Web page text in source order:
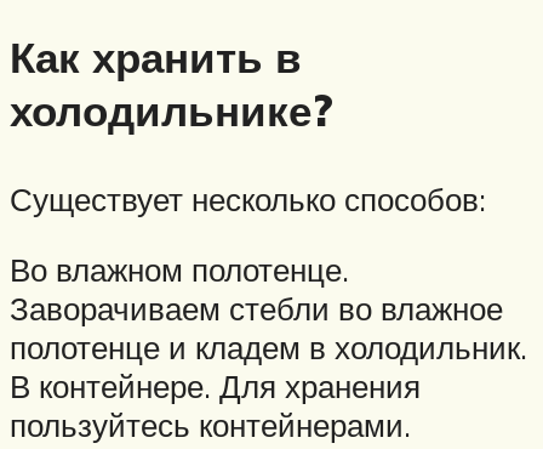
Как хранить в
холодильнике?
Существует несколько способов:
Во влажном полотенце.
Заворачиваем стебли во влажное
полотенце и кладем в холодильник.
В контейнере. Для хранения
пользуйтесь контейнерами.